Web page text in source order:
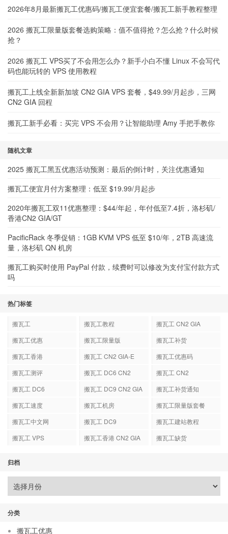
2026年8月最新搬瓦工优惠码/搬瓦工便宜套餐/搬瓦工新手教程整理
2026 搬瓦工限量版套餐选购策略：值不值得抢？怎么抢？什么时候
抢？
2026 搬瓦工 VPS买了不会用怎么办？新手小白不懂 Linux 不会写代
码也能玩转的 VPS 使用教程
搬瓦工上线全新新加坡 CN2 GIA VPS 套餐，$49.99/月起步，三网
CN2 GIA 回程
搬瓦工新手必看：买完 VPS 不会用？让智能助理 Amy 手把手教你
随机文章
2025 搬瓦工黑五优惠活动预测：最后的倒计时，关注优惠通知
搬瓦工便宜月付方案整理：低至 $19.99/月起步
2020年搬瓦工双11优惠整理：$44/年起，年付低至7.4折，洛杉矶/
香港CN2 GIA/GT
PacificRack 冬季促销：1GB KVM VPS 低至 $10/年，2TB 高速流
量，洛杉矶 QN 机房
搬瓦工购买时使用 PayPal 付款，续费时可以修改为支付宝付款方式
吗
热门标签
搬瓦工 搬瓦工教程
搬瓦工 CN2 GIA
搬瓦工优惠
搬瓦工限量版
搬瓦工补货
搬瓦工香港
搬瓦工 CN2 GIA-E
搬瓦工优惠码
搬瓦工测评
搬瓦工 DC6 CN2
搬瓦工 CN2
搬瓦工 DC6
搬瓦工 DC9 CN2 GIA
搬瓦工补货通知
搬瓦工速度
搬瓦工机房
搬瓦工限量版套餐
搬瓦工中文网
搬瓦工 DC9
搬瓦工建站教程
搬瓦工 VPS
搬瓦工香港 CN2 GIA 搬瓦工缺货
归档
分类
搬瓦工优惠